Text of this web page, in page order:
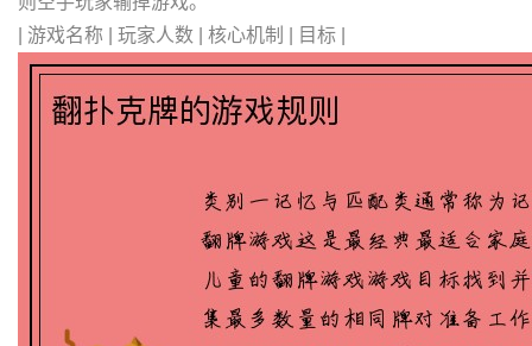
| 游戏名称 | 玩家人数 | 核心机制 | 目标 |